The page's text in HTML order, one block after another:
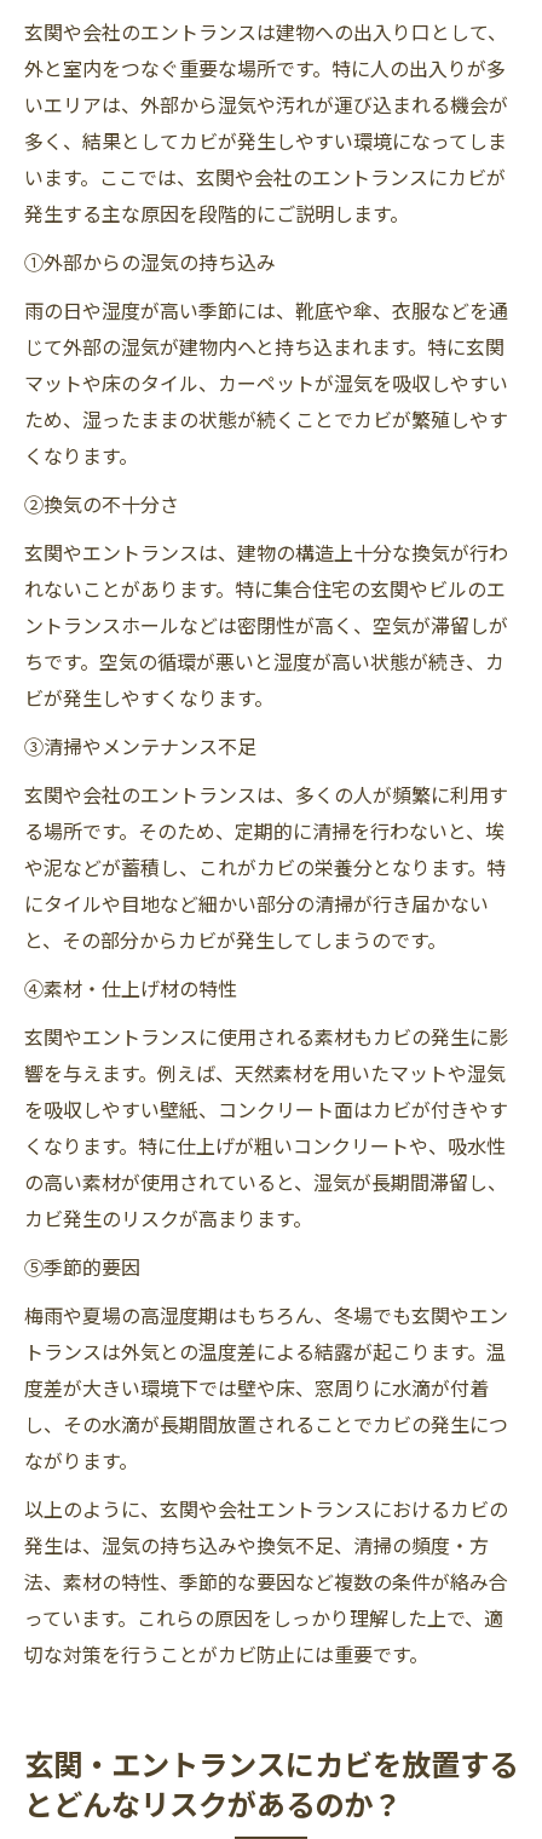
玄関や会社のエントランスは建物への出入り口として、
外と室内をつなぐ重要な場所です。特に人の出入りが多
いエリアは、外部から湿気や汚れが運び込まれる機会が
多く、結果としてカビが発生しやすい環境になってしま
います。ここでは、玄関や会社のエントランスにカビが
発生する主な原因を段階的にご説明します。
①外部からの湿気の持ち込み
雨の日や湿度が高い季節には、靴底や傘、衣服などを通
じて外部の湿気が建物内へと持ち込まれます。特に玄関
マットや床のタイル、カーペットが湿気を吸収しやすい
ため、湿ったままの状態が続くことでカビが繁殖しやす
くなります。
②換気の不十分さ
玄関やエントランスは、建物の構造上十分な換気が行わ
れないことがあります。特に集合住宅の玄関やビルのエ
ントランスホールなどは密閉性が高く、空気が滞留しが
ちです。空気の循環が悪いと湿度が高い状態が続き、カ
ビが発生しやすくなります。
③清掃やメンテナンス不足
玄関や会社のエントランスは、多くの人が頻繁に利用す
る場所です。そのため、定期的に清掃を行わないと、埃
や泥などが蓄積し、これがカビの栄養分となります。特
にタイルや目地など細かい部分の清掃が行き届かない
と、その部分からカビが発生してしまうのです。
④素材・仕上げ材の特性
玄関やエントランスに使用される素材もカビの発生に影
響を与えます。例えば、天然素材を用いたマットや湿気
を吸収しやすい壁紙、コンクリート面はカビが付きやす
くなります。特に仕上げが粗いコンクリートや、吸水性
の高い素材が使用されていると、湿気が長期間滞留し、
カビ発生のリスクが高まります。
⑤季節的要因
梅雨や夏場の高湿度期はもちろん、冬場でも玄関やエン
トランスは外気との温度差による結露が起こります。温
度差が大きい環境下では壁や床、窓周りに水滴が付着
し、その水滴が長期間放置されることでカビの発生につ
ながります。
以上のように、玄関や会社エントランスにおけるカビの
発生は、湿気の持ち込みや換気不足、清掃の頻度・方
法、素材の特性、季節的な要因など複数の条件が絡み合
っています。これらの原因をしっかり理解した上で、適
切な対策を行うことがカビ防止には重要です。
玄関・エントランスにカビを放置する
とどんなリスクがあるのか？